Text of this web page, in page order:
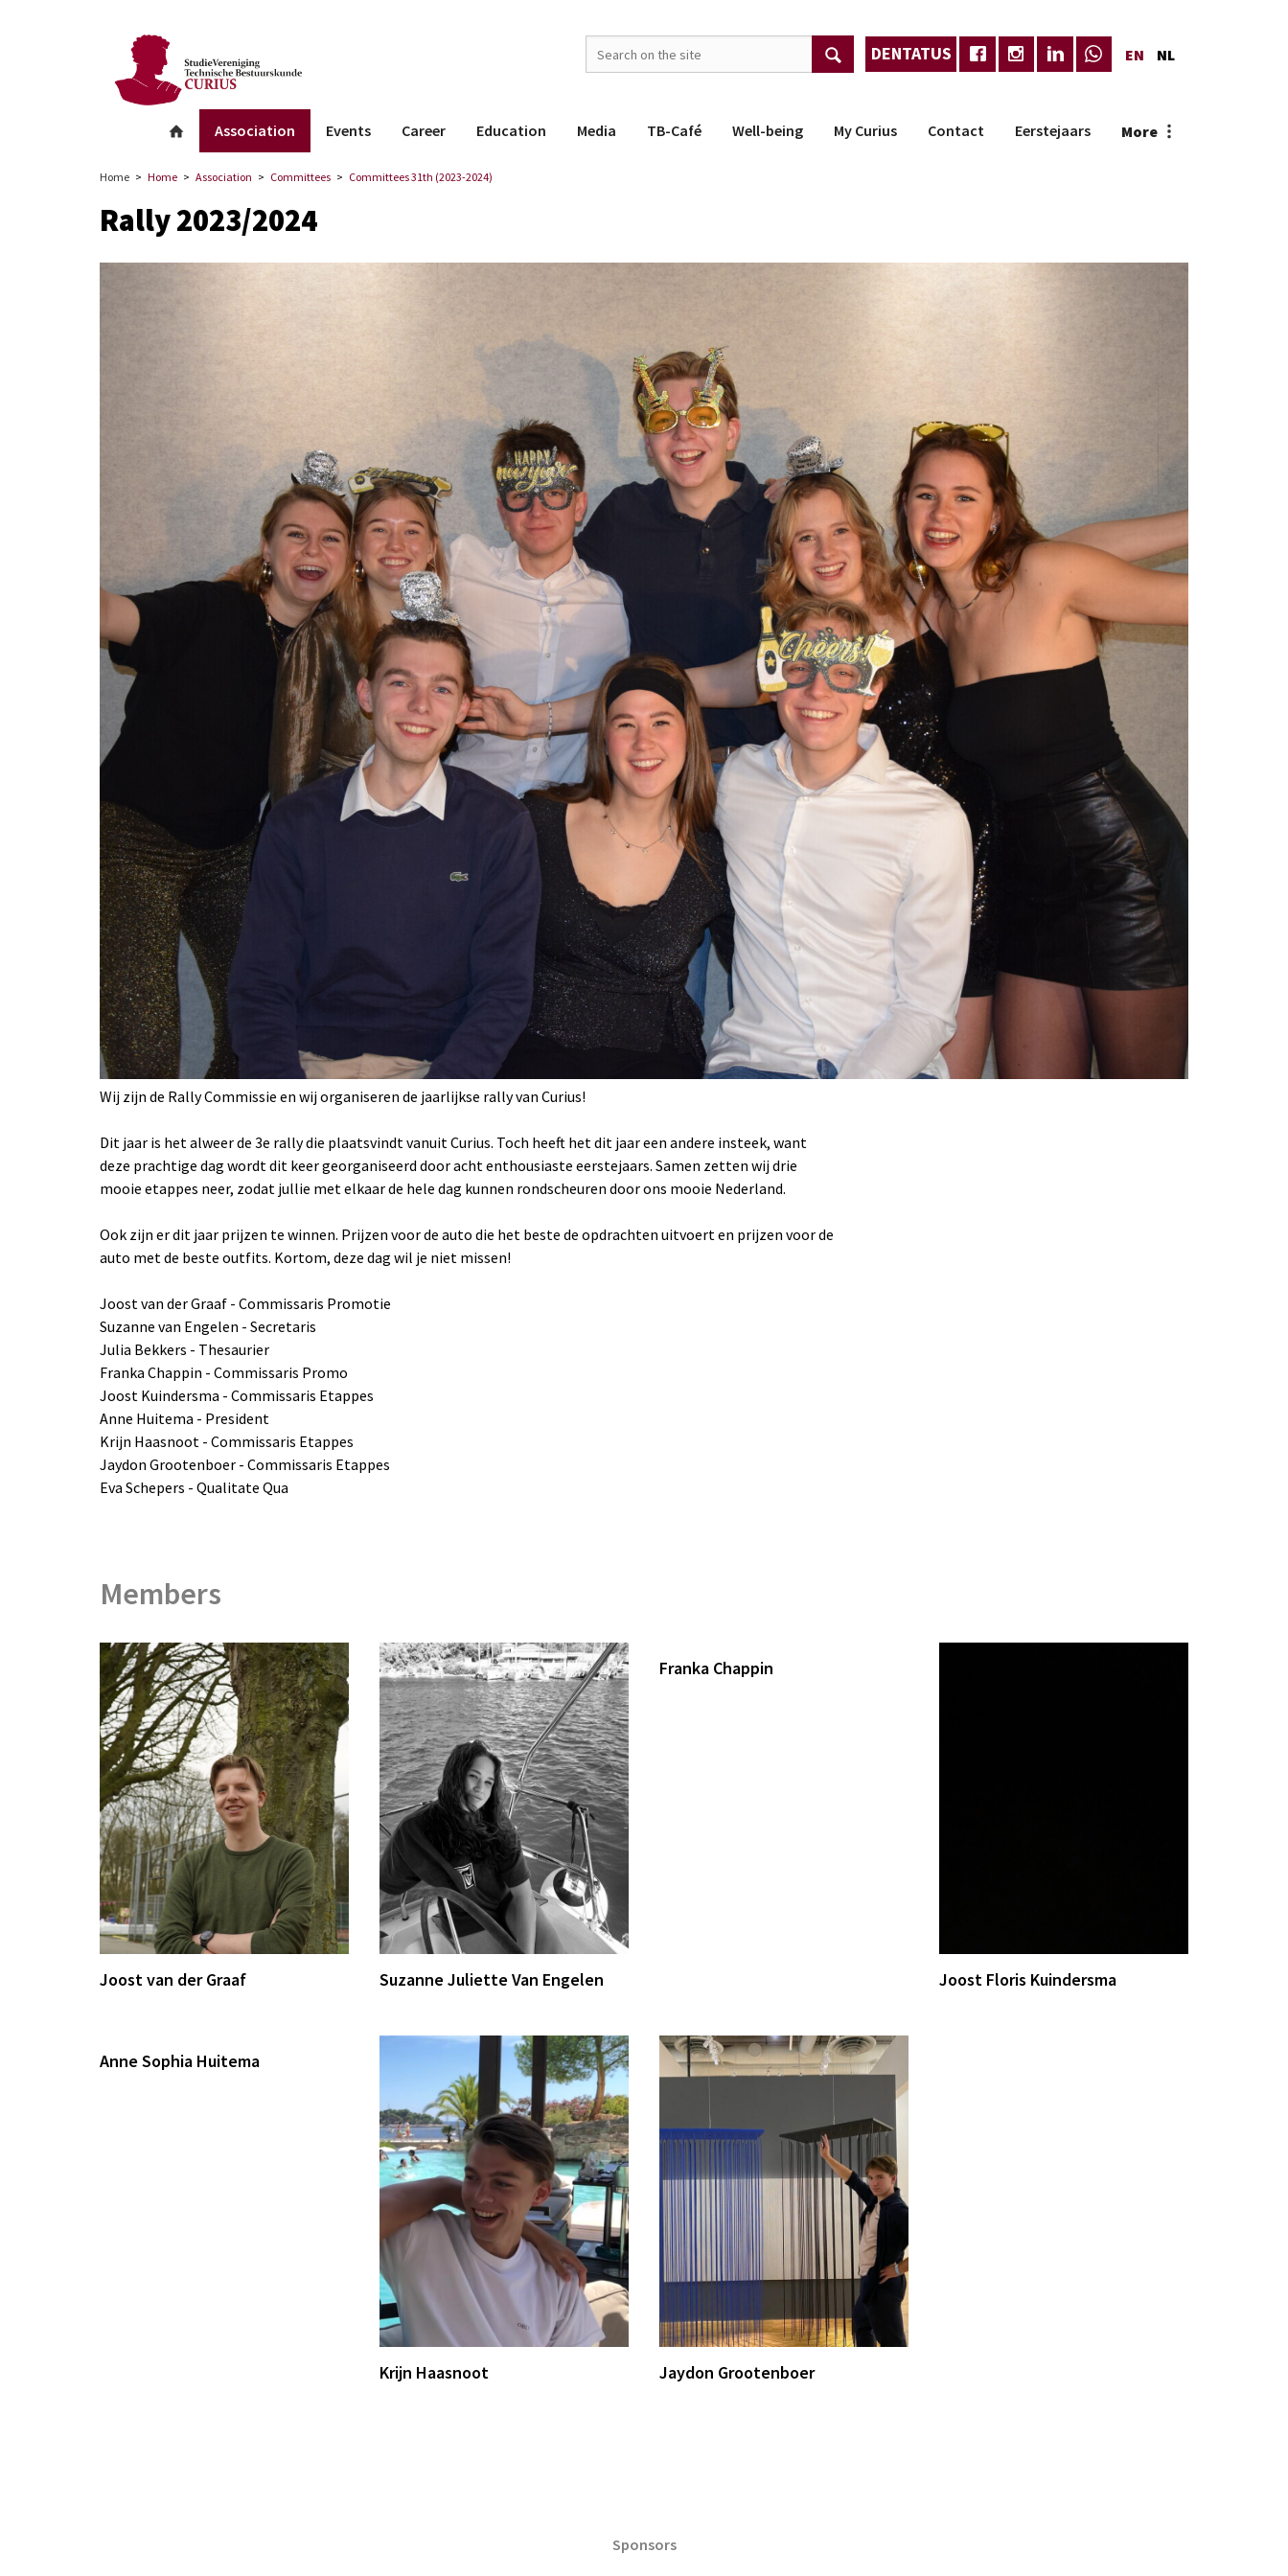
Association Events Career Education Media TB-Café Well-being My Curius Contact Eerstejaars More
DENTATUS
whatsapp
EN NL
Home Home Association Committees Committees 31th (2023-2024)
Rally 2023/2024
Wij zijn de Rally Commissie en wij organiseren de jaarlijkse rally van Curius!
Dit jaar is het alweer de 3e rally die plaatsvindt vanuit Curius. Toch heeft het dit jaar een andere insteek, want
deze prachtige dag wordt dit keer georganiseerd door acht enthousiaste eerstejaars. Samen zetten wij drie
mooie etappes neer, zodat jullie met elkaar de hele dag kunnen rondscheuren door ons mooie Nederland.
Ook zijn er dit jaar prijzen te winnen. Prijzen voor de auto die het beste de opdrachten uitvoert en prijzen voor de
auto met de beste outfits. Kortom, deze dag wil je niet missen!
Joost van der Graaf - Commissaris Promotie
Suzanne van Engelen - Secretaris
Julia Bekkers - Thesaurier
Franka Chappin - Commissaris Promo
Joost Kuindersma - Commissaris Etappes
Anne Huitema - President
Krijn Haasnoot - Commissaris Etappes
Jaydon Grootenboer - Commissaris Etappes
Eva Schepers - Qualitate Qua
Members
Joost van der Graaf Suzanne Juliette Van Engelen
Franka Chappin
Joost Floris Kuindersma
Anne Sophia Huitema
Krijn Haasnoot Jaydon Grootenboer
Sponsors